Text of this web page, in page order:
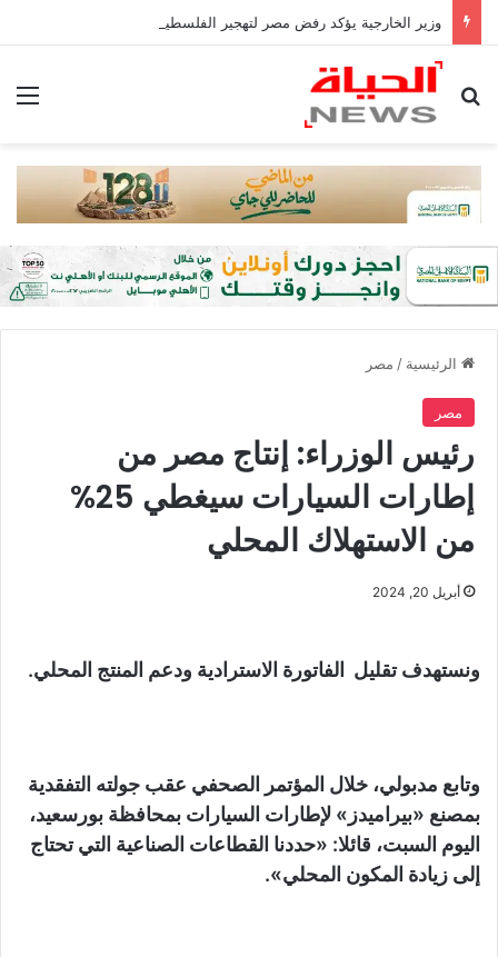
بحث عن
الرئيسية / مصر
مصر
رئيس الوزراء: إنتاج مصر من
إطارات السيارات سيغطي 25%
من الاستهلاك المحلي
أبريل 20, 2024
ونستهدف تقليل الفاتورة الاسترادية ودعم المنتج المحلي.
وتابع مدبولي، خلال المؤتمر الصحفي عقب جولته التفقدية
بمصنع «بيراميدز» لإطارات السيارات بمحافظة بورسعيد،
اليوم السبت، قائلا: «حددنا القطاعات الصناعية التي تحتاج
إلى زيادة المكون المحلي».